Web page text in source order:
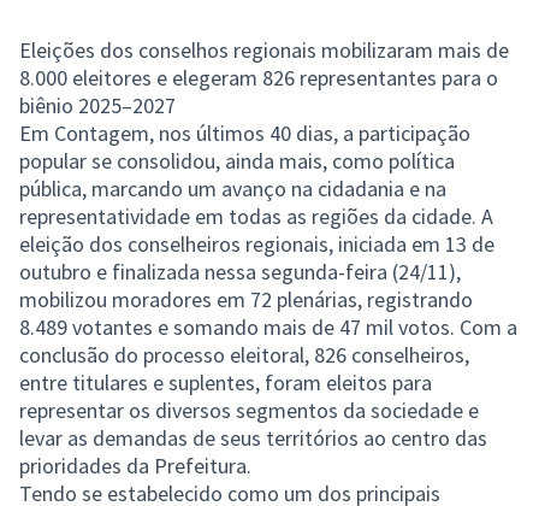
Eleições dos conselhos regionais mobilizaram mais de
8.000 eleitores e elegeram 826 representantes para o
biênio 2025–2027
Em Contagem, nos últimos 40 dias, a participação
popular se consolidou, ainda mais, como política
pública, marcando um avanço na cidadania e na
representatividade em todas as regiões da cidade. A
eleição dos conselheiros regionais, iniciada em 13 de
outubro e finalizada nessa segunda-feira (24/11),
mobilizou moradores em 72 plenárias, registrando
8.489 votantes e somando mais de 47 mil votos. Com a
conclusão do processo eleitoral, 826 conselheiros,
entre titulares e suplentes, foram eleitos para
representar os diversos segmentos da sociedade e
levar as demandas de seus territórios ao centro das
prioridades da Prefeitura.
Tendo se estabelecido como um dos principais